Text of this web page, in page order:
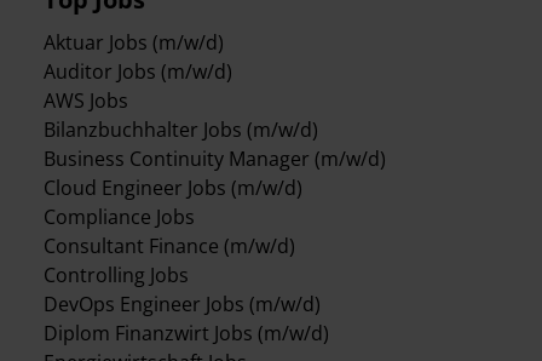
Aktuar Jobs (m/w/d)
Auditor Jobs (m/w/d)
AWS Jobs
Bilanzbuchhalter Jobs (m/w/d)
Business Continuity Manager (m/w/d)
Cloud Engineer Jobs (m/w/d)
Compliance Jobs
Consultant Finance (m/w/d)
Controlling Jobs
DevOps Engineer Jobs (m/w/d)
Diplom Finanzwirt Jobs (m/w/d)